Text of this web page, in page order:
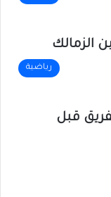
الزمالك
رياضية
قبل